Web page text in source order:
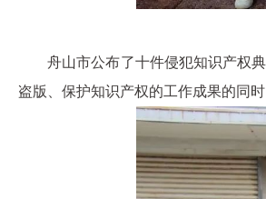
舟山市公布了十件侵犯知识产权
盗版、保护知识产权的工作成果的同